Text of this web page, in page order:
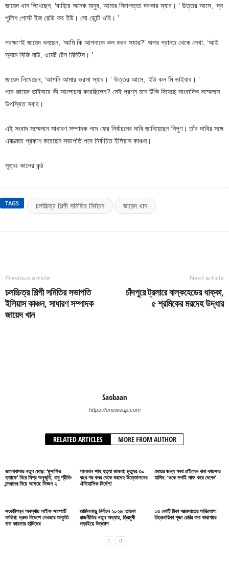
জায়েদ খান লিখেছেন, ‘বাহিরে অনেক মানুষ, আমার নিরাপত্তা দরকার স্যার। ’ উত্তর আসে, ‘দ্য
পুলিশ পোস্ট ইজ রেডি ফর ইউ। সো ডোন্ট ওরি। ’
পরক্ষণেই জায়েদ বলছেন, ‘আমি কি আপনাকে কল করব স্যার?’ অপর প্রান্ত থেকে লেখা, ‘আই
অ্যাম বিজি নাউ, ওয়েট টেন মিনিটস। ’
জায়েদ লিখেছেন, ‘আপনি আমার ভরসা স্যার। ’ উত্তর আসে, ‘ইউ কল মি ভাইবার। ’
পরে জায়েদ ভাইবারে কী আলোচনা করেছিলেন? সেই প্রশ্ন মনে উঁকি দিয়েছে সাংবাদিক সম্মেলনে
উপস্থিত সবার।
এই সংবাদ সম্মেলনে সাধারণ সম্পাদক পদে ফের নির্বাচনের দাবি জানিয়েছেন নিপুণ। তাঁর দাবির সঙ্গে
একাত্মতা প্রকাশ করেছেন সভাপতি পদে নির্বাচিত ইলিয়াস কাঞ্চন।
সূত্রঃ কালের কন্ঠ
TAGS চলচ্চিত্র শিল্পী সমিতির নির্বাচন জায়েদ খান
Previous article
চলচ্চিত্র শিল্পী সমিতির সভাপতি
ইলিয়াস কাঞ্চন, সাধারণ সম্পাদক
জায়েদ খান
Next article
চাঁদপুরে ট্রলারে বাল্কহেডের ধাক্কা,
৫ শ্রমিকের মরদেহ উদ্ধার
Saobaan
https://enewsup.com
RELATED ARTICLES MORE FROM AUTHOR
ভালোবাসার নতুন মোড়: ‘মুসাফির
ক্যাফে’ ঘিরে মিশ্র অনুভূতি, তবু প্রীতি-
চন্দরদের নিয়ে আসছে সিজন ২
সালমান শাহ হত্যা মামলা: মৃত্যুর ৩০
বছর পর কবর থেকে মরদেহ উত্তোলনের
ঐতিহাসিক নির্দেশ!
মেয়ের জন্য ক্ষমা চাইলেন বাবা কায়সার
হামিদ: ‘ওকে সবাই মাফ করে দেবেন’
সংকটাপন্ন অবস্থায় লাইফ সাপোর্টে
কারিনা: দ্রুত বিদেশে নেওয়ার আকুতি
বাবা কায়সার হামিদের
তামিলনাড়ু নির্বাচন ২০২৬: তারকা
রাজনীতির নতুন অধ্যায়, ত্রিমুখী
লড়াইয়ে উত্তাপ
১৩ কোটি টাকা আত্মসাতের অভিযোগ:
চিত্রনায়িকা পূজা চেরির বাবা কারাগারে